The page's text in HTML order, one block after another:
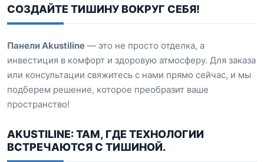
СОЗДАЙТЕ ТИШИНУ ВОКРУГ СЕБЯ!
Панели Akustiline — это не просто отделка, а
инвестиция в комфорт и здоровую атмосферу. Для заказа
или консультации свяжитесь с нами прямо сейчас, и мы
подберем решение, которое преобразит ваше
пространство!
AKUSTILINE: ТАМ, ГДЕ ТЕХНОЛОГИИ
ВСТРЕЧАЮТСЯ С ТИШИНОЙ.